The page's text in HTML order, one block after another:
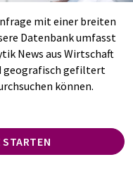
mit einer breiten
Datenbank umfasst
News aus Wirtschaft
geografisch gefiltert
können.